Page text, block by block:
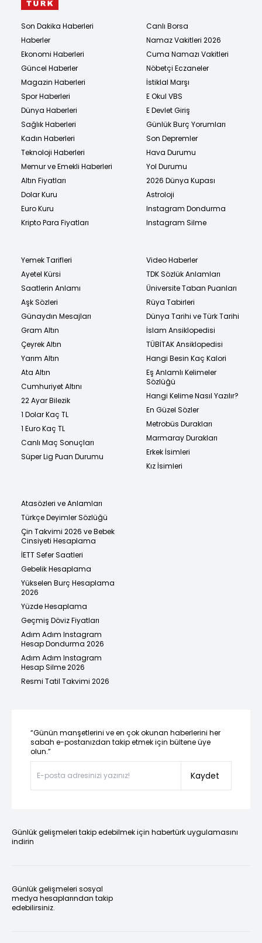
Son Dakika Haberleri
Haberler
Ekonomi Haberleri
Güncel Haberler
Magazin Haberleri
Spor Haberleri
Dünya Haberleri
Sağlık Haberleri
Kadın Haberleri
Teknoloji Haberleri
Memur ve Emekli Haberleri
Altın Fiyatları
Dolar Kuru
Euro Kuru
Kripto Para Fiyatları
Canlı Borsa
Namaz Vakitleri 2026
Cuma Namazı Vakitleri
Nöbetçi Eczaneler
İstiklal Marşı
E Okul VBS
E Devlet Giriş
Günlük Burç Yorumları
Son Depremler
Hava Durumu
Yol Durumu
2026 Dünya Kupası
Astroloji
Instagram Dondurma
Instagram Silme
Yemek Tarifleri
Ayetel Kürsi
Saatlerin Anlamı
Aşk Sözleri
Günaydın Mesajları
Gram Altın
Çeyrek Altın
Yarım Altın
Ata Altın
Cumhuriyet Altını
22 Ayar Bilezik
1 Dolar Kaç TL
1 Euro Kaç TL
Canlı Maç Sonuçları
Süper Lig Puan Durumu
Video Haberler
TDK Sözlük Anlamları
Üniversite Taban Puanları
Rüya Tabirleri
Dünya Tarihi ve Türk Tarihi
İslam Ansiklopedisi
TÜBİTAK Ansiklopedisi
Hangi Besin Kaç Kalori
Eş Anlamlı Kelimeler
Sözlüğü
Hangi Kelime Nasıl Yazılır?
En Güzel Sözler
Metrobüs Durakları
Marmaray Durakları
Erkek İsimleri
Kız İsimleri
Atasözleri ve Anlamları
Türkçe Deyimler Sözlüğü
Çin Takvimi 2026 ve Bebek
Cinsiyeti Hesaplama
İETT Sefer Saatleri
Gebelik Hesaplama
Yükselen Burç Hesaplama
2026
Yüzde Hesaplama
Geçmiş Döviz Fiyatları
Adım Adım Instagram
Hesap Dondurma 2026
Adım Adım Instagram
Hesap Silme 2026
Resmi Tatil Takvimi 2026
“Günün manşetlerini ve en çok okunan haberlerini her
sabah e-postanızdan takip etmek için bültene üye
olun.”
Kaydet
Günlük gelişmeleri takip edebilmek için habertürk uygulamasını
indirin
Günlük gelişmeleri sosyal
medya hesaplarından takip
edebilirsiniz.